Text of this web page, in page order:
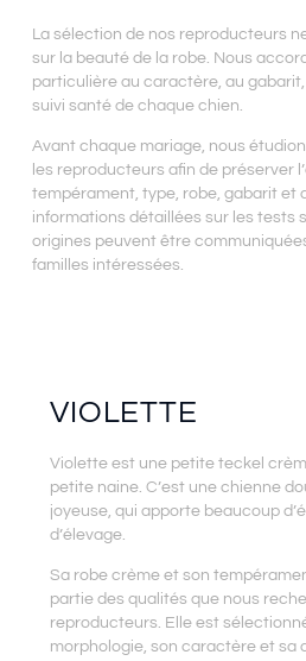
La sélection de nos reproducteurs
sur la beauté de la robe. Nous
particulière au caractère, au
suivi santé de chaque chien.
Avant chaque mariage, nous
les reproducteurs afin de préserver
tempérament, type, robe, gabarit et
informations détaillées sur les tests
origines peuvent être
familles intéressées.
VIOLETTE
Violette est une petite teckel
petite naine. C’est une chienne
joyeuse, qui apporte beaucoup
d’élevage.
Sa robe crème et son
partie des qualités que nous
reproducteurs. Elle est
morphologie, son caractère et sa